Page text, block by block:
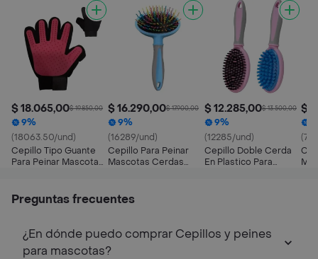
$ 18.065,00$ 19.850,00
9%
(18063.50/und)
Cepillo Tipo Guante
Para Peinar Mascotas
$ 16.290,00$ 17.900,00
9%
(16289/und)
Cepillo Para Peinar
Mascotas Cerdas
Y Gatos
$ 12.285,00$ 13.500,00
9%
(12285/und)
Cepillo Doble Cerda
En Plastico Para
$
Preguntas frecuentes
¿En dónde puedo comprar Cepillos y peines
para mascotas?